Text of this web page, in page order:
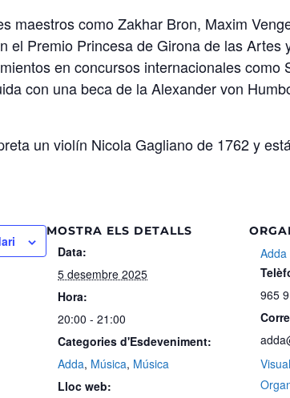
maestros como Zakhar Bron, Maxim
el Premio Princesa de Girona de las Artes
en concursos internacionales como
con una beca de la Alexander von
un violín Nicola Gagliano de 1762 y
MOSTRA ELS DETALLS
Data:
5 desembre 2025
Hora:
20:00 - 21:00
Categories d'Esdeveniment:
Adda, Música, Música
Lloc web:
Adda
965